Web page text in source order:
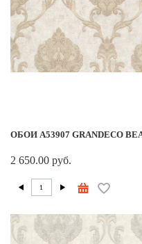
ОБОИ A53907 GRANDECO
2 650.00 руб.